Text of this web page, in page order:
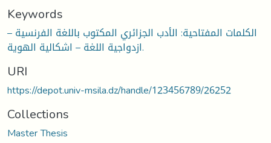
Keywords
الكلمات المفتاحية: الأدب الجزائري المكتوب باللغة الفرنسية –
ازدواجية اللغة – اشكالية الهوية.
URI
https://depot.univ-msila.dz/handle/123456789/26252
Collections
Master Thesis